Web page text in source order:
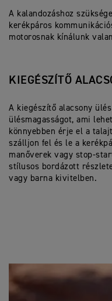
A kalandozáshoz
kerékpáros
motorosnak kínálunk
KIEGÉSZÍTŐ
A kiegészítő alacsony
ülésmagasságot, ami
könnyebben érje el a
szálljon fel és le a
manőverek vagy stop-
stílusos bordázott
vagy barna kivitelben.